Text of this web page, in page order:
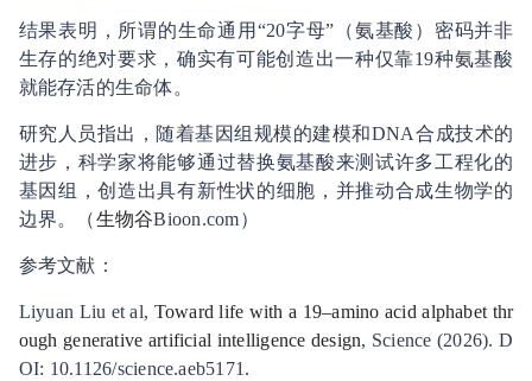
结果表明，所谓的生命通用“20字母”（氨基酸）密码并非
生存的绝对要求，确实有可能创造出一种仅靠19种氨基酸
就能存活的生命体。
研究人员指出，随着基因组规模的建模和DNA合成技术的
进步，科学家将能够通过替换氨基酸来测试许多工程化的
基因组，创造出具有新性状的细胞，并推动合成生物学的
边界。
（生物谷Bioon.com）
参考文献：
Liyuan Liu et al, Toward life with a 19–amino acid alphabet thr
ough generative artificial intelligence design, Science (2026). D
OI: 10.1126/science.aeb5171.